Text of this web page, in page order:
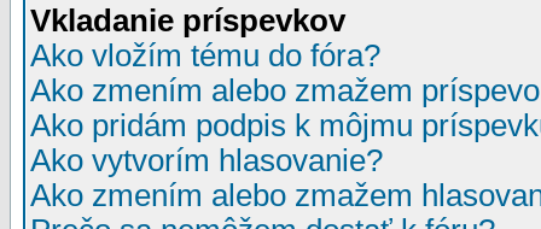
Vkladanie príspevkov
Ako vložím tému do fóra?
Ako zmením alebo zmažem
Ako pridám podpis k môjmu
Ako vytvorím hlasovanie?
Ako zmením alebo zmažem